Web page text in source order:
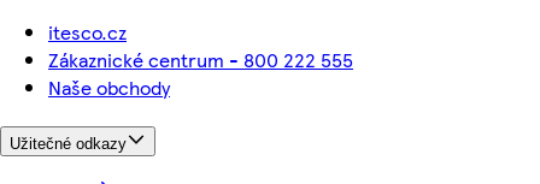
itesco.cz
Zákaznické centrum - 800 222 555
Naše obchody
Užitečné odkazy